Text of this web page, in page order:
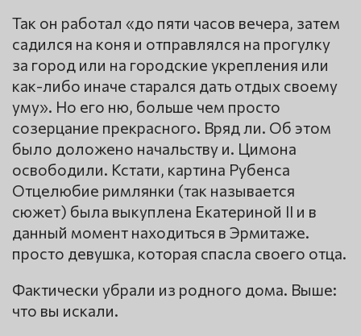
Так он работал «до пяти часов вечера, затем
садился на коня и отправлялся на прогулку
за город или на городские укрепления или
как-либо иначе старался дать отдых своему
уму». Но его ню, больше чем просто
созерцание прекрасного. Вряд ли. Об этом
было доложено начальству и. Цимона
освободили. Кстати, картина Рубенса
Отцелюбие римлянки (так называется
сюжет) была выкуплена Екатериной II и в
данный момент находиться в Эрмитаже.
просто девушка, которая спасла своего отца.
Фактически убрали из родного дома. Выше:
что вы искали.